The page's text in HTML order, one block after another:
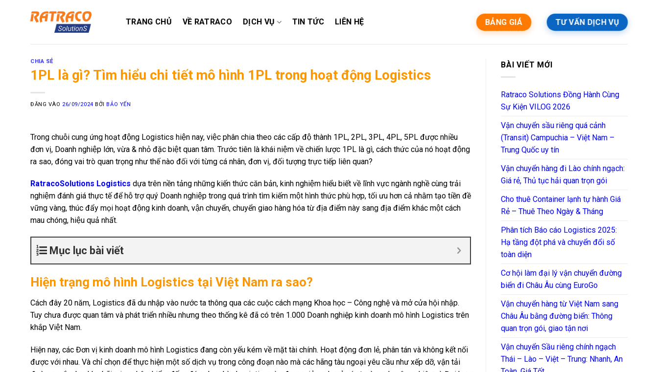
TRANG CHỦ VỀ RATRACO DỊCH VỤ TIN TỨC LIÊN HỆ BẢNG GIÁ TƯ VẤN DỊCH VỤ
CHIA SẺ
1PL là gì? Tìm hiểu chi tiết mô hình 1PL trong hoạt động Logistics
ĐĂNG VÀO 26/09/2024 BỞIBẢO YẾN
Trong chuỗi cung ứng hoạt động Logistics hiện nay, việc phân chia theo các cấp độ thành 1PL, 2PL, 3PL, 4PL, 5PL được nhiều
đơn vị, Doanh nghiệp lớn, vừa & nhỏ đặc biệt quan tâm. Trước tiên là khái niệm về chiến lược 1PL là gì, cách thức của nó hoạt động
ra sao, đóng vai trò quan trọng như thế nào đối với từng cá nhân, đơn vị, đối tượng trực tiếp liên quan?
RatracoSolutions Logistics dựa trên nền tảng những kiến thức căn bản, kinh nghiệm hiểu biết về lĩnh vực ngành nghề cùng trải
nghiệm đánh giá thực tế để hỗ trợ quý Doanh nghiệp trong quá trình tìm kiếm một hình thức phù hợp, tối ưu hơn cả nhằm tạo tiền đề
vững vàng, thúc đẩy mọi hoạt động kinh doanh, vận chuyển, chuyển giao hàng hóa từ địa điểm này sang địa điểm khác một cách
mau chóng, hiệu quả nhất.
Mục lục bài viết
Hiện trạng mô hình Logistics tại Việt Nam ra sao?
Cách đây 20 năm, Logistics đã du nhập vào nước ta thông qua các cuộc cách mạng Khoa học – Công nghệ và mở cửa hội nhập.
Tuy chưa được quan tâm và phát triển nhiều nhưng theo thống kê đã có trên 1.000 Doanh nghiệp kinh doanh mô hình Logistics trên
khắp Việt Nam.
Hiện nay, các Đơn vị kinh doanh mô hình Logistics đang còn yếu kém về mặt tài chính. Hoạt động đơn lẻ, phân tán và không kết nối
được với nhau. Và chỉ chọn để thực hiện một số dịch vụ trong công đoạn nào mà các hãng tàu ngoại yêu cầu như xếp dỡ, vận tải
BÀI VIẾT MỚI
Ratraco Solutions Đồng Hành Cùng
Sự Kiện VILOG 2026
Vận chuyển sầu riêng quá cảnh
(Transit) Campuchia – Việt Nam –
Trung Quốc uy tín
Vận chuyển hàng đi Lào chính ngạch:
Giá rẻ, Thủ tục hải quan trọn gói
Cho thuê Container lạnh tự hành Giá
Rẻ – Thuê Theo Ngày & Tháng
Phân tích Báo cáo Logistics 2025:
Hạ tầng đột phá và chuyển đổi số
toàn diện
Cơ hội làm đại lý vận chuyển đường
biển đi Châu Âu cùng EuroGo
Vận chuyển hàng từ Việt Nam sang
Châu Âu bằng đường biển: Thông
quan trọn gói, giao tận nơi
Vận chuyển Sầu riêng chính ngạch
Thái – Lào – Việt – Trung: Nhanh, An